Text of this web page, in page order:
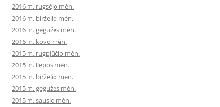
2016 m. rugsėjo mėn.
2016 m. birželio mėn.
2016 m. gegužės mėn.
2016 m. kovo mėn.
2015 m. rugpjūčio mėn.
2015 m. liepos mėn.
2015 m. birželio mėn.
2015 m. gegužės mėn.
2015 m. sausio mėn.